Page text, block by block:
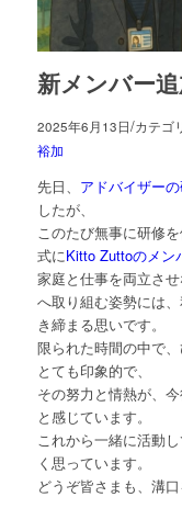
新メンバー
2025年6月13日/カテゴ
裕加
先日、 アドバイザー
したが、
このたび無事に研修
式にKitto Zuttoのメン
家庭と仕事を両立さ
へ取り組む姿勢には
き締まる思いです。
限られた時間の中で
とても印象的で、
その努力と情熱が、
と感じています。
これから一緒に活動
く思っています。
どうぞ皆さまも、溝